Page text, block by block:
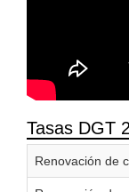
Tasas DGT
Renovación de